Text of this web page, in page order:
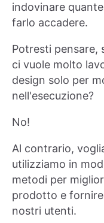
indovinare
farlo accadere.
Potresti pensare,
ci vuole molto
design solo per
nell'esecuzione?
No!
Al contrario,
utilizziamo in
metodi per
prodotto e
nostri utenti.